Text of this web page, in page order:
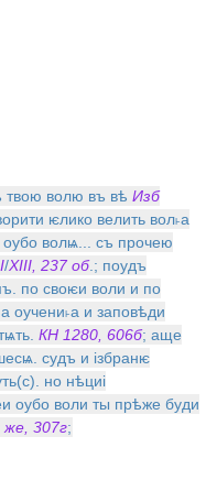
твою волю въ вѣ Изб
ѥлико велить вол˫а
оубо волѩ... съ прочею
/XIII, 237 об.; поудъ
по своѥи воли и по
оучени˫а и заповѣди
КН 1280, 606б; аще
судъ и iзбранѥ
но нѣциi
оубо воли ты прѣже буди
же, 307г;